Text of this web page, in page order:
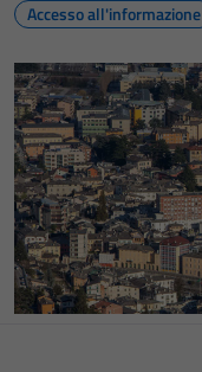
Accesso all'informazione